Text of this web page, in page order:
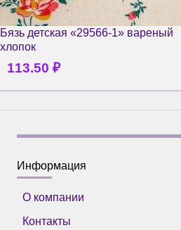
Бязь детская «29566-1» вареный
хлопок
113.50 ₽
Информация
О компании
Контакты